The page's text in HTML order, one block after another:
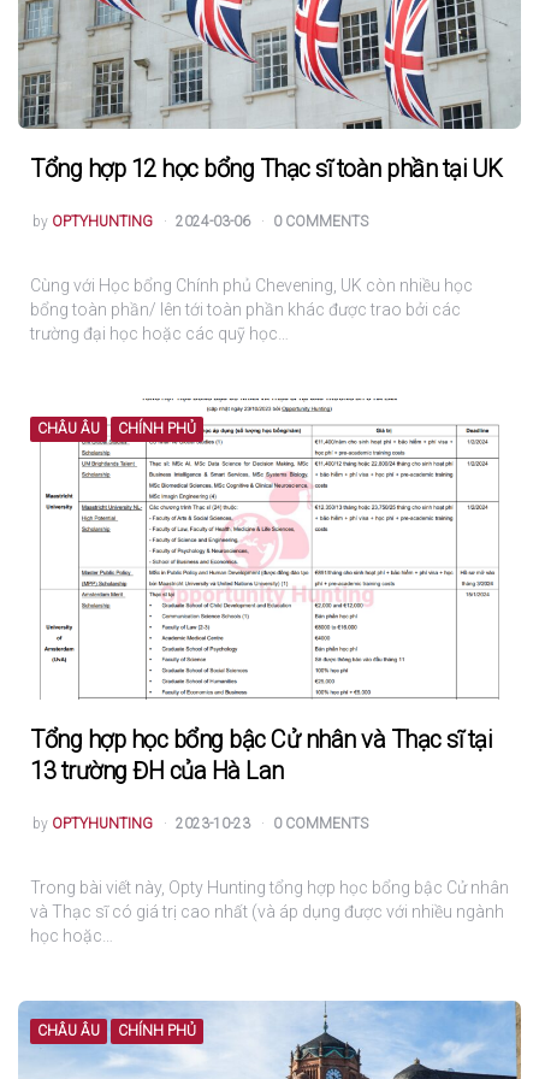
Tổng hợp 12 học bổng Thạc sĩ toàn phần tại UK
POSTED
by OPTYHUNTING 2024-03-06 0 COMMENTS
Cùng với Học bổng Chính phủ Chevening, UK còn nhiều học
bổng toàn phần/ lên tới toàn phần khác được trao bởi các
trường đại học hoặc các quỹ học…
CHÂU ÂU CHÍNH PHỦ
Tổng hợp học bổng bậc Cử nhân và Thạc sĩ tại
13 trường ĐH của Hà Lan
POSTED
by OPTYHUNTING 2023-10-23 0 COMMENTS
Trong bài viết này, Opty Hunting tổng hợp học bổng bậc Cử nhân
và Thạc sĩ có giá trị cao nhất (và áp dụng được với nhiều ngành
học hoặc…
CHÂU ÂU CHÍNH PHỦ